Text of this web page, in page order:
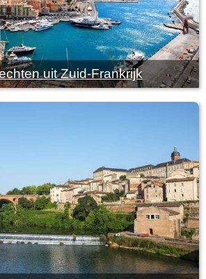
uit Zuid-Frankrijk